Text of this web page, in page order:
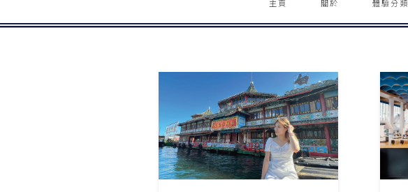
主頁 關於 體驗分類